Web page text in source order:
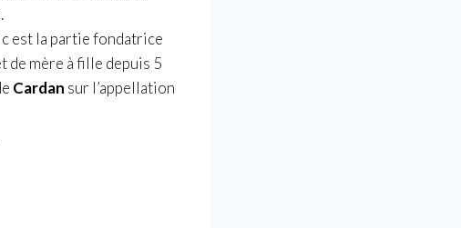
est la partie fondatrice
de mère à fille depuis 5
Cardan sur l’appellation